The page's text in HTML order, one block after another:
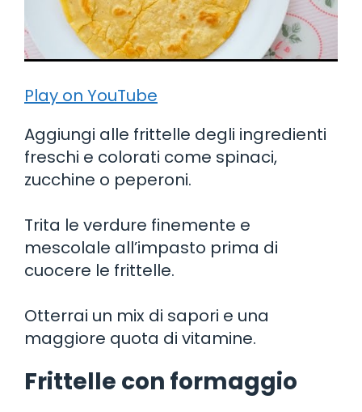
Play on YouTube
Aggiungi alle frittelle degli ingredienti
freschi e colorati come spinaci,
zucchine o peperoni.
Trita le verdure finemente e
mescolale all’impasto prima di
cuocere le frittelle.
Otterrai un mix di sapori e una
maggiore quota di vitamine.
Frittelle con formaggio